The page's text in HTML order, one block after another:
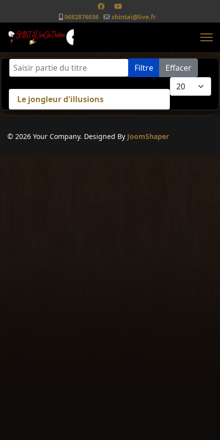
0682876036 shintai@live.fr
Saisir partie du titre Filtre
Effacer
Afficher #
Le jongleur d'illusions
© 2026 Your Company. Designed By JoomShaper